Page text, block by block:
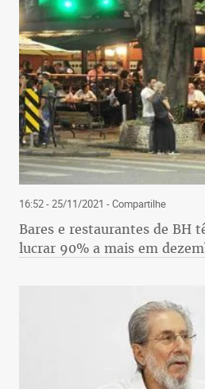
16:52 - 25/11/2021 - Compartilhe
Bares e restaurantes de BH
lucrar 90% a mais em